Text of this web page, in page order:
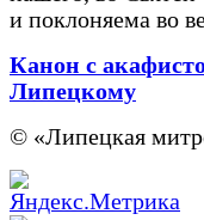
и поклоняема во
Канон с
Липецкому
© «Липецкая